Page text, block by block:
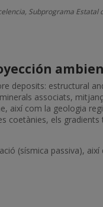
Subprograma Estatal
deposits: estructural
associats,
així com la geologia
coetànies, els
(sísmica passiva),